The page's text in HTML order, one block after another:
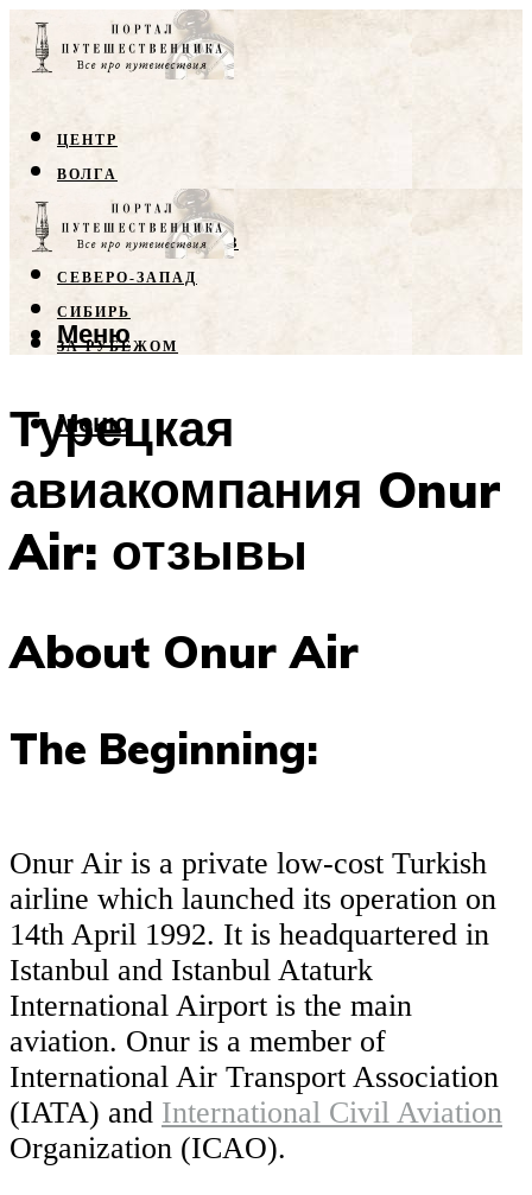
ЦЕНТР
ВОЛГА
КРЫМ
СЕВЕРНЫЙ КАВКАЗ
СЕВЕРО-ЗАПАД
СИБИРЬ
ЗА РУБЕЖОМ
Меню
Меню
Турецкая
авиакомпания Onur
Air: отзывы
About Onur Air
The Beginning:
Onur Air is a private low-cost Turkish
airline which launched its operation on
14th April 1992. It is headquartered in
Istanbul and Istanbul Ataturk
International Airport is the main
aviation. Onur is a member of
International Air Transport Association
(IATA) and International Civil Aviation
Organization (ICAO).